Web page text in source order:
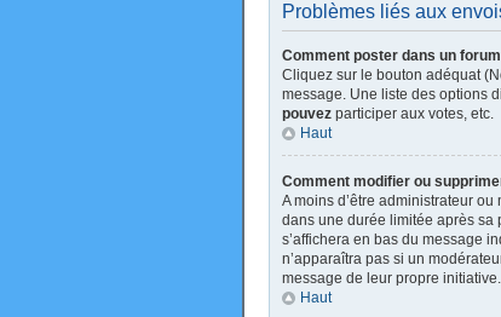
Problèmes liés aux
Comment poster dans un
Cliquez sur le bouton adéquat
message. Une liste des options
pouvez participer aux votes, etc.
Haut
Comment modifier ou
A moins d’être administrateur
dans une durée limitée après sa
s’affichera en bas du message
n’apparaîtra pas si un
message de leur propre
Haut